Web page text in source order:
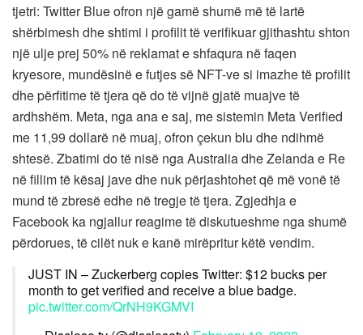
tjetri: Twitter Blue ofron një gamë shumë më të lartë
shërbimesh dhe shtimi i profilit të verifikuar gjithashtu shton
një ulje prej 50% në reklamat e shfaqura në faqen
kryesore, mundësinë e futjes së NFT-ve si imazhe të profilit
dhe përfitime të tjera që do të vijnë gjatë muajve të
ardhshëm. Meta, nga ana e saj, me sistemin Meta Verified
me 11,99 dollarë në muaj, ofron çekun blu dhe ndihmë
shtesë. Zbatimi do të nisë nga Australia dhe Zelanda e Re
në fillim të kësaj jave dhe nuk përjashtohet që më vonë të
mund të zbresë edhe në tregje të tjera. Zgjedhja e
Facebook ka ngjallur reagime të diskutueshme nga shumë
përdorues, të cilët nuk e kanë mirëpritur këtë vendim.
JUST IN – Zuckerberg copies Twitter: $12 bucks per
month to get verified and receive a blue badge.
pic.twitter.com/QrNH9KGMVI